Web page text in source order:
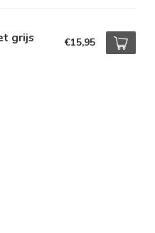
grijs €15,95